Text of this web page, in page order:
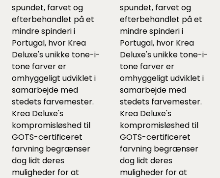
spundet, farvet og
efterbehandlet på et
mindre spinderi i
Portugal, hvor Krea
Deluxe's unikke tone-i-
tone farver er
omhyggeligt udviklet i
samarbejde med
stedets farvemester.
Krea Deluxe's
kompromisløshed til
GOTS-certificeret
farvning begrænser
dog lidt deres
muligheder for at
spundet, farvet og
efterbehandlet på et
mindre spinderi i
Portugal, hvor Krea
Deluxe's unikke tone-i-
tone farver er
omhyggeligt udviklet i
samarbejde med
stedets farvemester.
Krea Deluxe's
kompromisløshed til
GOTS-certificeret
farvning begrænser
dog lidt deres
muligheder for at